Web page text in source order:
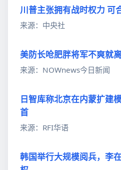
川普主张拥有战时权力 可
来源：中央社
美防长呛肥胖将军不爽就
来源：NOWnews今日新闻
日智库称北京在内蒙扩建
首
来源：RFI华语
韩国举行大规模阅兵，李